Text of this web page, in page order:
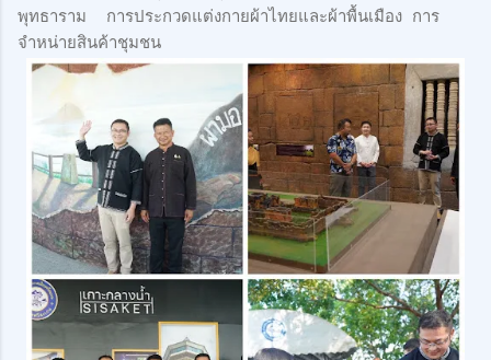
พุทธาราม การประกวดแต่งกายผ้าไทยและผ้าพื้นเมือง การ
จำหน่ายสินค้าชุมชน